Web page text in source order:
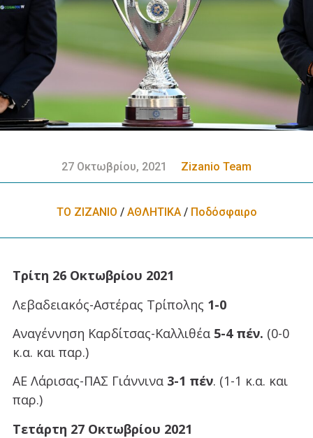
27 Οκτωβρίου, 2021 Zizanio Team
ΤΟ ΖΙΖΑΝΙΟ / ΑΘΛΗΤΙΚΑ/ Ποδόσφαιρο
Τρίτη 26 Οκτωβρίου 2021
Λεβαδειακός-Αστέρας Τρίπολης 1-0
Αναγέννηση Καρδίτσας-Καλλιθέα 5-4 πέν. (0-0
κ.α. και παρ.)
ΑΕ Λάρισας-ΠΑΣ Γιάννινα 3-1 πέν. (1-1 κ.α. και
παρ.)
Τετάρτη 27 Οκτωβρίου 2021